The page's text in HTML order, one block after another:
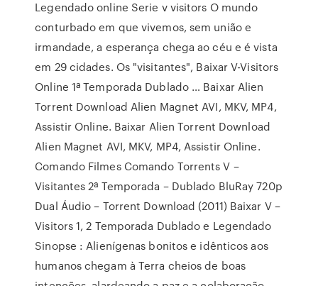
Legendado online Serie v visitors O mundo
conturbado em que vivemos, sem união e
irmandade, a esperança chega ao céu e é vista
em 29 cidades. Os "visitantes", Baixar V-Visitors
Online 1ª Temporada Dublado … Baixar Alien
Torrent Download Alien Magnet AVI, MKV, MP4,
Assistir Online. Baixar Alien Torrent Download
Alien Magnet AVI, MKV, MP4, Assistir Online.
Comando Filmes Comando Torrents V –
Visitantes 2ª Temporada – Dublado BluRay 720p
Dual Áudio – Torrent Download (2011) Baixar V –
Visitors 1, 2 Temporada Dublado e Legendado
Sinopse : Alienígenas bonitos e idênticos aos
humanos chegam à Terra cheios de boas